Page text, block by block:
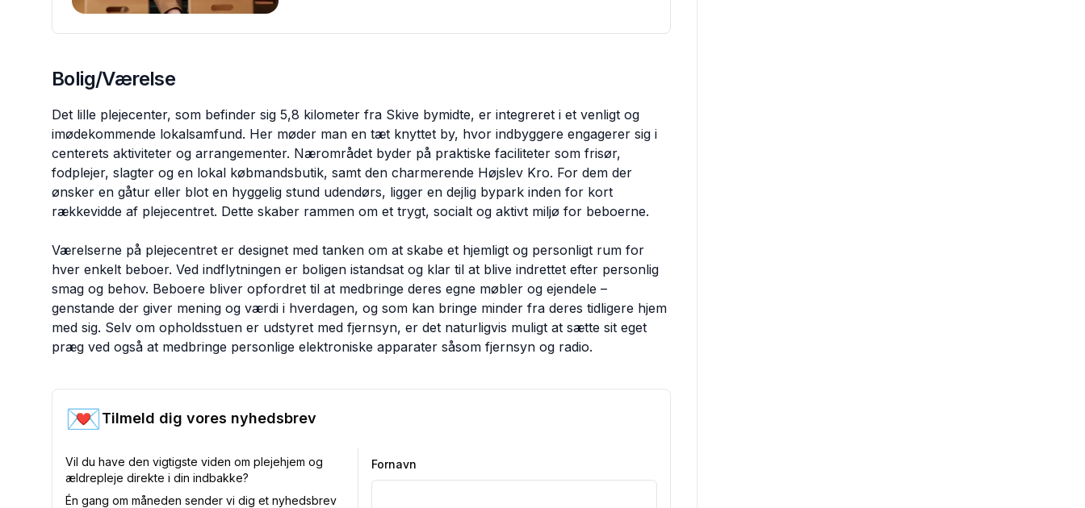
Bolig/Værelse
Det lille plejecenter, som befinder sig 5,8 kilometer fra Skive bymidte, er integreret i et venligt og
imødekommende lokalsamfund. Her møder man en tæt knyttet by, hvor indbyggere engagerer sig i
centerets aktiviteter og arrangementer. Nærområdet byder på praktiske faciliteter som frisør,
fodplejer, slagter og en lokal købmandsbutik, samt den charmerende Højslev Kro. For dem der
ønsker en gåtur eller blot en hyggelig stund udendørs, ligger en dejlig bypark inden for kort
rækkevidde af plejecentret. Dette skaber rammen om et trygt, socialt og aktivt miljø for beboerne.
Værelserne på plejecentret er designet med tanken om at skabe et hjemligt og personligt rum for
hver enkelt beboer. Ved indflytningen er boligen istandsat og klar til at blive indrettet efter personlig
smag og behov. Beboere bliver opfordret til at medbringe deres egne møbler og ejendele –
genstande der giver mening og værdi i hverdagen, og som kan bringe minder fra deres tidligere hjem
med sig. Selv om opholdsstuen er udstyret med fjernsyn, er det naturligvis muligt at sætte sit eget
præg ved også at medbringe personlige elektroniske apparater såsom fjernsyn og radio.
💌Tilmeld dig vores nyhedsbrev
Vil du have den vigtigste viden om plejehjem og
ældrepleje direkte i din indbakke?
Én gang om måneden sender vi dig et nyhedsbrev
Fornavn